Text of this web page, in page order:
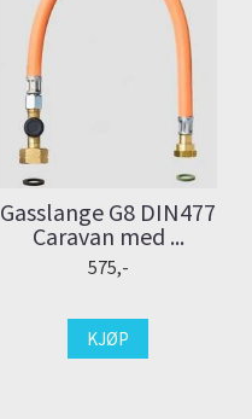
Gasslange G8 DIN477
Caravan med ...
575,-
KJØP